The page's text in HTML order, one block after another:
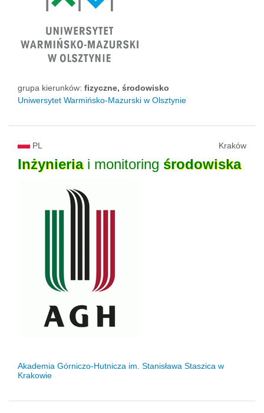
grupa kierunków: fizyczne, środowisko
Uniwersytet Warmińsko-Mazurski w Olsztynie
PL Kraków
Inżynieriai monitoring środowiska
Akademia Górniczo-Hutnicza im. Stanisława Staszica w
Krakowie